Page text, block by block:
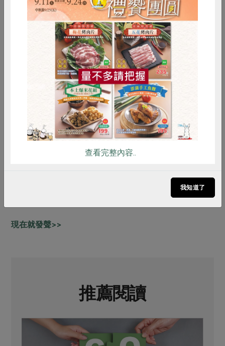
共同購買，改變世界！
支持自主管理，助小農入列友善/有機耕種
購置一籃菜，平均每位社員守護73.8平方公尺友善、有機
耕地面積
計畫生產、計畫消費，控制產品耗損
一個又一個守護里程，都為縮短與「永續」的距離！
前1000位參與生活者會談的社員將可獲得主婦聯盟生活消
費合作社回收5號塑膠容器再製之永續紀念酒精瓶，並有
會交流論壇前導線上會議，直接借鏡日、韓姊妹會經驗並
現在就發聲>>
推薦閱讀
RPET 食譜 減硝酸鹽
雞蛋 食安 共同購買
查看完整內容..
我知道了